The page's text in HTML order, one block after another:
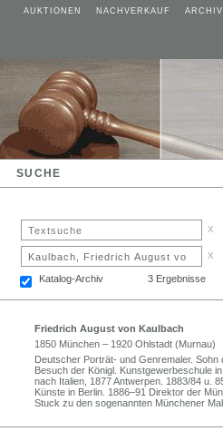
AUKTIONEN NACHVERKAUF ARCHIV
SUCHE
x
x
Katalog-Archiv 3 Ergebnisse
Friedrich August von Kaulbach
1850 München – 1920 Ohlstadt (Murnau)
Deutscher Porträt- und Genremaler.
Besuch der Königl. Kunstgewerbeschule
nach Italien, 1877 Antwerpen. 1883/84 u.
Künste in Berlin. 1886–91 Direktor der
Stuck zu den sogenannten Münchener